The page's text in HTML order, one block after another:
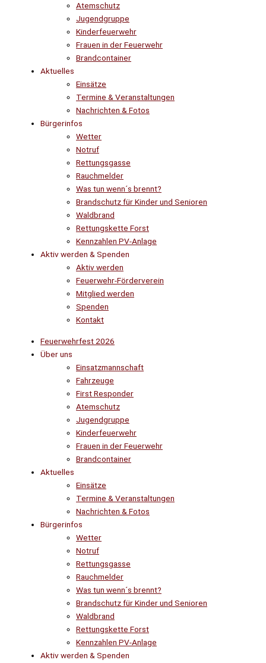
Atemschutz
Jugendgruppe
Kinderfeuerwehr
Frauen in der Feuerwehr
Brandcontainer
Aktuelles
Einsätze
Termine & Veranstaltungen
Nachrichten & Fotos
Bürgerinfos
Wetter
Notruf
Rettungsgasse
Rauchmelder
Was tun wenn´s brennt?
Brandschutz für Kinder und Senioren
Waldbrand
Rettungskette Forst
Kennzahlen PV-Anlage
Aktiv werden & Spenden
Aktiv werden
Feuerwehr-Förderverein
Mitglied werden
Spenden
Kontakt
Feuerwehrfest 2026
Über uns
Einsatzmannschaft
Fahrzeuge
First Responder
Atemschutz
Jugendgruppe
Kinderfeuerwehr
Frauen in der Feuerwehr
Brandcontainer
Aktuelles
Einsätze
Termine & Veranstaltungen
Nachrichten & Fotos
Bürgerinfos
Wetter
Notruf
Rettungsgasse
Rauchmelder
Was tun wenn´s brennt?
Brandschutz für Kinder und Senioren
Waldbrand
Rettungskette Forst
Kennzahlen PV-Anlage
Aktiv werden & Spenden